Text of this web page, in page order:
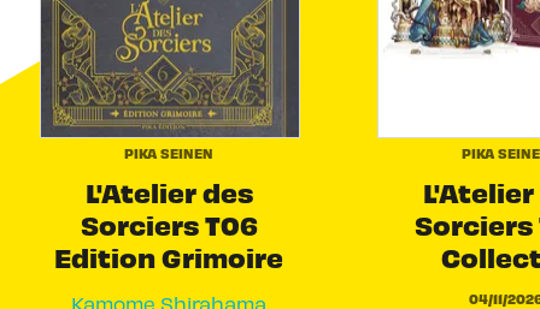
PIKA SEINEN
L'Atelier des
Sorciers T06
Edition Grimoire
Kamome Shirahama
PIKA
L'Atelier
Sorciers
04/11/